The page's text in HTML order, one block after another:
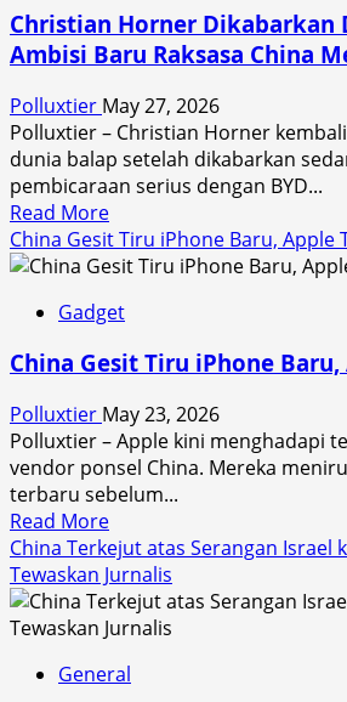
Angkasa,
Langkah
Memahami
Masa
Depan
Kehidupan
Manusia
di
Orbit
Christian Horner Dikabarkan
Ambisi Baru Raksasa China
Polluxtier May 27, 2026
Polluxtier – Christian Horner
dunia balap setelah dikabarkan
pembicaraan serius dengan BYD...
Read MoreRead
more
about
Horner
Dekati
Ambisi
Baru
Raksasa
China
Menuju
Formula
1
China Gesit Tiru iPhone Baru, Apple
Gadget
China Gesit Tiru iPhone
Polluxtier May 23, 2026
Polluxtier – Apple kini menghadapi
vendor ponsel China. Mereka
terbaru sebelum...
Read MoreRead
more
about
China
Gesit
iPhone
China Terkejut atas Serangan Israel
Tewaskan Jurnalis
General